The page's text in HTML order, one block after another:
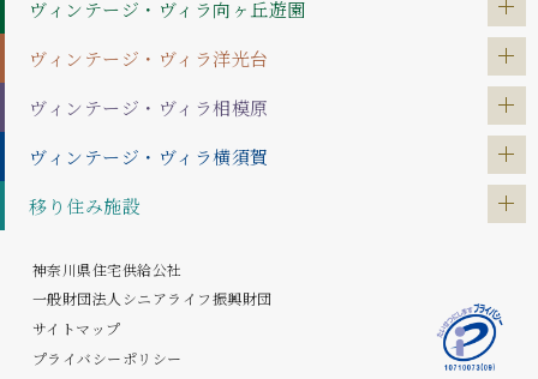
ヴィンテージ・ヴィラ向ヶ丘遊園
ヴィンテージ・ヴィラ洋光台
ヴィンテージ・ヴィラ相模原
ヴィンテージ・ヴィラ横須賀
移り住み施設
神奈川県住宅供給公社
一般財団法人シニアライフ振興財団
サイトマップ
プライバシーポリシー